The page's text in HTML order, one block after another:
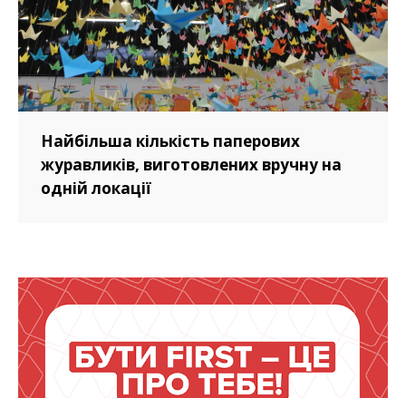
Найбільша кількість паперових
журавликів, виготовлених вручну на
одній локації